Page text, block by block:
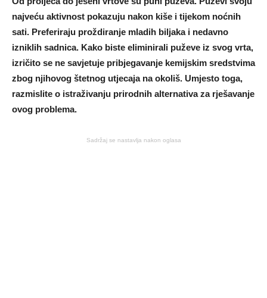
najveću aktivnost pokazuju nakon kiše i tijekom noćnih
sati. Preferiraju proždiranje mladih biljaka i nedavno
izniklih sadnica. Kako biste eliminirali puževe iz svog vrta,
izričito se ne savjetuje pribjegavanje kemijskim sredstvima
zbog njihovog štetnog utjecaja na okoliš. Umjesto toga,
razmislite o istraživanju prirodnih alternativa za rješavanje
ovog problema.
Sadržaj se nastavlja nakon oglasa